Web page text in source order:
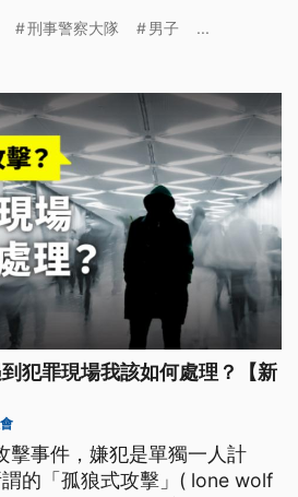
警力趕往現場時男子已離去，
刑事警察大隊 男子 ...
犯罪現場我該如何處理？【新
擊事件，嫌犯是單獨一人計
的「孤狼式攻擊」( lone wolf